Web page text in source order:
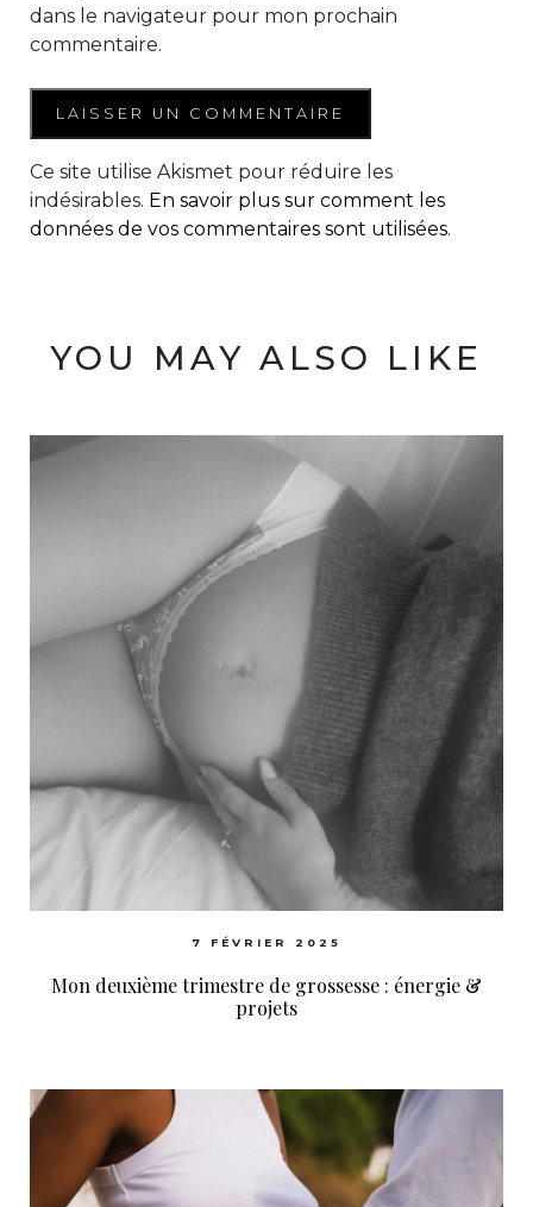
dans le navigateur pour mon prochain
commentaire.
Ce site utilise Akismet pour réduire les
indésirables. En savoir plus sur comment les
données de vos commentaires sont utilisées.
YOU MAY ALSO LIKE
7 FÉVRIER 2025
Mon deuxième trimestre de grossesse : énergie &
projets